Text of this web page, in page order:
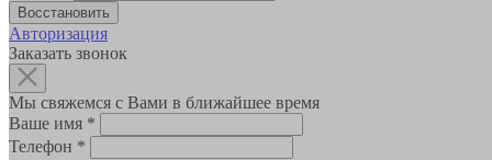
Авторизация
Заказать звонок
Мы свяжемся с Вами в ближайшее время
Ваше имя *
Телефон *